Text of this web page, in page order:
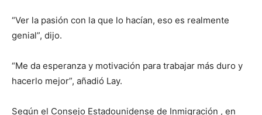
“Ver la pasión con la que lo hacían, eso es realmente
genial”, dijo.
“Me da esperanza y motivación para trabajar más duro y
hacerlo mejor”, añadió Lay.
Según el Consejo Estadounidense de Inmigración , en